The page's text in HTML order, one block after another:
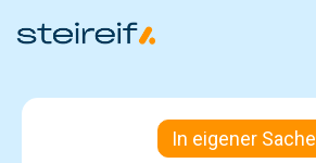
In eigener Sache